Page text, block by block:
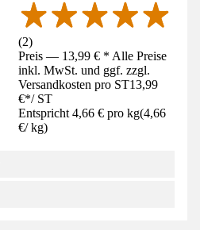
(2)
Preis — 13,99 € * Alle Preise
inkl. MwSt. und ggf. zzgl.
Versandkosten pro ST13,99
€*/ ST
Entspricht 4,66 € pro kg(4,66
€/ kg)